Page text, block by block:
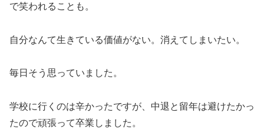
で笑われることも。
自分なんて生きている価値がない。消えてしまいたい。
毎日そう思っていました。
学校に行くのは辛かったですが、中退と留年は避けたかっ
たので頑張って卒業しました。